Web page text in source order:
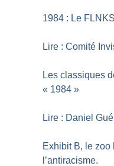
1984 : Le
Lire : Comité
Les classiques
« 1984 »
Lire : Daniel
Exhibit B, le
l’antiracisme.